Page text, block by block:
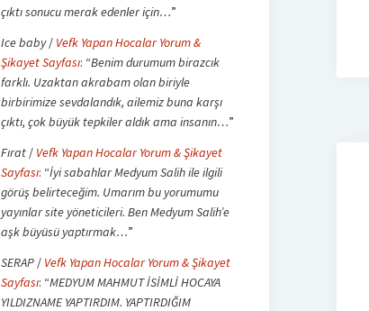
çıktı sonucu merak edenler için…”
Ice baby/ Vefk Yapan Hocalar Yorum &
Şikayet Sayfası: “Benim durumum birazcık
farklı. Uzaktan akrabam olan biriyle
birbirimize sevdalandık, ailemiz buna karşı
çıktı, çok büyük tepkiler aldık ama insanın…”
Fırat/ Vefk Yapan Hocalar Yorum & Şikayet
Sayfası: “İyi sabahlar Medyum Salih ile ilgili
görüş belirteceğim. Umarım bu yorumumu
yayınlar site yöneticileri. Ben Medyum Salih’e
aşk büyüsü yaptırmak…”
SERAP/ Vefk Yapan Hocalar Yorum & Şikayet
Sayfası: “MEDYUM MAHMUT İSİMLİ HOCAYA
YILDIZNAME YAPTIRDIM. YAPTIRDIĞIM